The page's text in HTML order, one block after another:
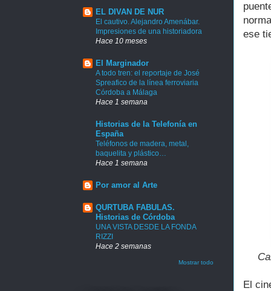
ese
El
EL DIVAN DE NUR
El cautivo. Alejandro Amenábar.
Impresiones de una historiadora
Hace 10 meses
El Marginador
A todo tren: el reportaje de José
Spreafico de la línea ferroviaria
Córdoba a Málaga
Hace 1 semana
Historias de la Telefonía en
España
Teléfonos de madera, metal,
baquelita y plástico…
Hace 1 semana
Por amor al Arte
QURTUBA FABULAS.
Historias de Córdoba
UNA VISTA DESDE LA FONDA
RIZZI
Hace 2 semanas
Mostrar todo